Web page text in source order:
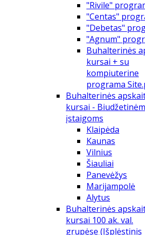
"Rivile"
"Centas"
"Debetas"
"Agnum"
Buhalterinės
kursai + su
kompiuterine
programa
Buhalterinės
kursai -
įstaigoms
Klaipėda
Kaunas
Vilnius
Šiauliai
Panevėžys
Marijampolė
Alytus
Buhalterinės
kursai 100 ak. val.
grupėse (Išplėstinis